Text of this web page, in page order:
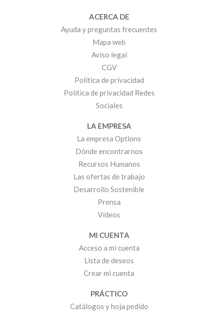
ACERCA DE
Ayuda y preguntas frecuentes
Mapa web
Aviso legal
CGV
Política de privacidad
Política de privacidad Redes
Sociales
LA EMPRESA
La empresa Options
Dónde encontrarnos
Recursos Humanos
Las ofertas de trabajo
Desarrollo Sostenible
Prensa
Vídeos
MI CUENTA
Acceso a mi cuenta
Lista de deseos
Crear mi cuenta
PRÁCTICO
Catálogos y hoja pedido